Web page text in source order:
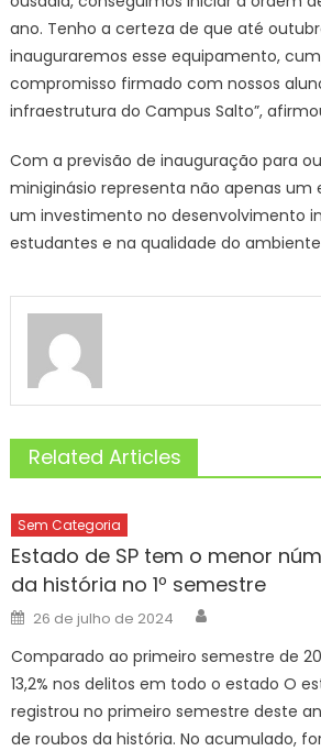
ano. Tenho a certeza de que até
inauguraremos esse equipamento,
compromisso firmado com nossos
infraestrutura do Campus Salto”,
Com a previsão de inauguração para
miniginásio representa não apenas um
um investimento no desenvolvimento
estudantes e na qualidade do
Related Articles
Sem Categoria
Estado de SP tem o menor
da história no 1º semestre
Posted
on
26 de julho de 2024
Comparado ao primeiro semestre de
13,2% nos delitos em todo o estado O
registrou no primeiro semestre deste
de roubos da história. No acumulado,